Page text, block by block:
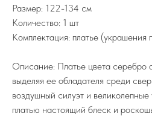
Размер: 122-134 см
Количество: 1 шт
Комплектация: платье (украшения
Описание: Платье цвета серебро
выделяя ее обладателя среди
воздушный силуэт и
платью настоящий блеск и